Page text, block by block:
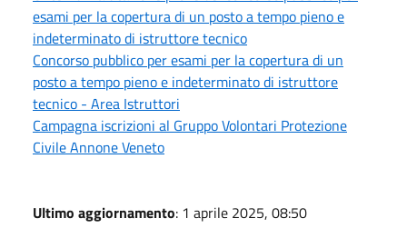
esami per la copertura di un posto a tempo pieno e
indeterminato di istruttore tecnico
Concorso pubblico per esami per la copertura di un
posto a tempo pieno e indeterminato di istruttore
tecnico - Area Istruttori
Campagna iscrizioni al Gruppo Volontari Protezione
Civile Annone Veneto
Ultimo aggiornamento: 1 aprile 2025, 08:50